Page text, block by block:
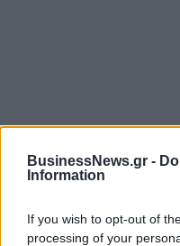
BusinessNews.gr -
Information
If you wish to opt-out of
processing of your
ΡΟΗ ΕΙΔΗΣΕΩΝ
Χρηματιστήριο:
εκατ. ευρώ ο τζίρος